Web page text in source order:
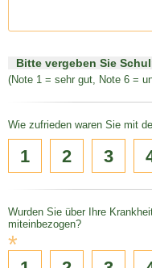
Bitte vergeben Sie
(Note 1 = sehr gut, Note 6 =
Wie zufrieden waren Sie mit
1 2 3
Wurden Sie über Ihre
miteinbezogen?
*